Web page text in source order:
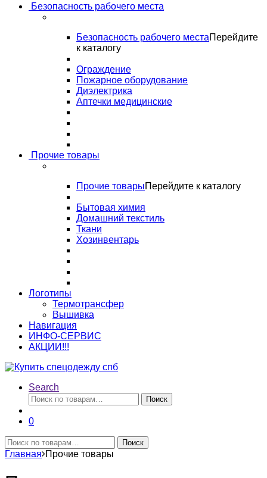
Безопасность рабочего места
Безопасность рабочего местаПерейдите
к каталогу
Ограждение
Пожарное оборудование
Диэлектрика
Аптечки медицинские
Прочие товары
Прочие товарыПерейдите к каталогу
Бытовая химия
Домашний текстиль
Ткани
Хозинвентарь
Логотипы
Термотрансфер
Вышивка
Навигация
ИНФО-СЕРВИС
АКЦИИ!!!
Search
Искать:
Поиск
0
Искать:
Поиск
Главная Прочие товары